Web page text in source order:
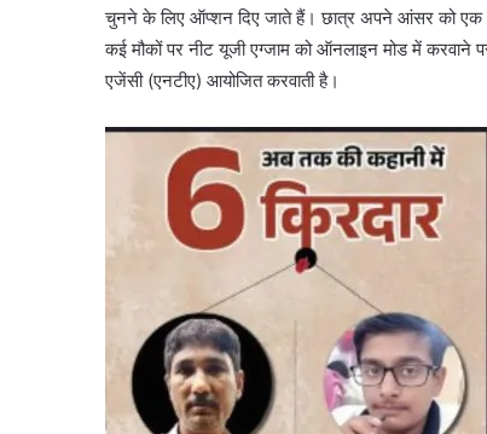
चुनने के लिए ऑप्शन दिए जाते हैं। छात्र अपने आंसर को एक
कई मौकों पर नीट यूजी एग्जाम को ऑनलाइन मोड में करवाने
एजेंसी (एनटीए) आयोजित करवाती है।